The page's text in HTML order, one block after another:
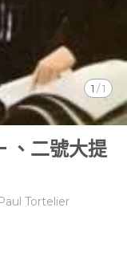
1 /1
、二號大提
Tortelier